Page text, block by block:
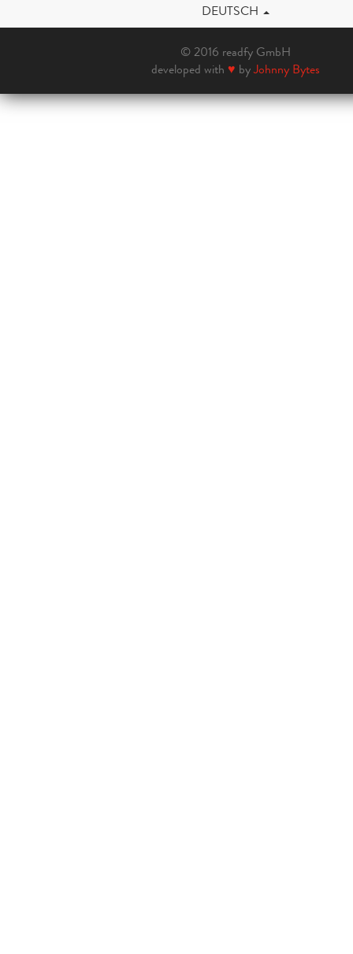
DEUTSCH
© 2016 readfy GmbH
developed with ♥ byJohnny Bytes